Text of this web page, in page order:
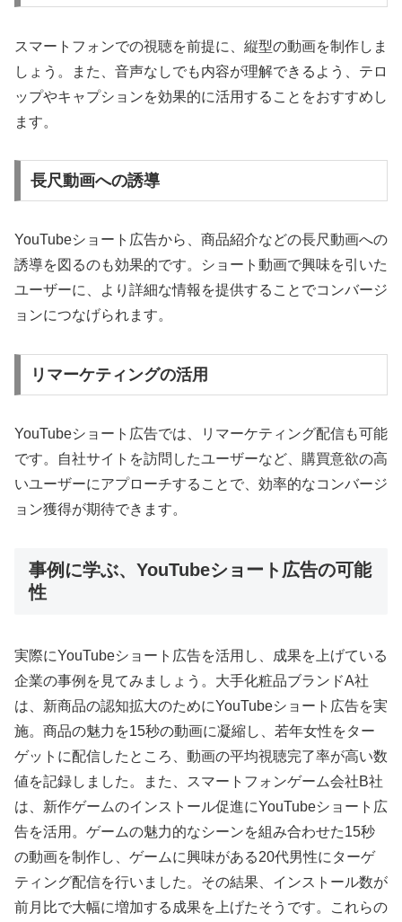
スマートフォンでの視聴を前提に、縦型の動画を制作しま
しょう。また、音声なしでも内容が理解できるよう、テロ
ップやキャプションを効果的に活用することをおすすめし
ます。
長尺動画への誘導
YouTubeショート広告から、商品紹介などの長尺動画への
誘導を図るのも効果的です。ショート動画で興味を引いた
ユーザーに、より詳細な情報を提供することでコンバージ
ョンにつなげられます。
リマーケティングの活用
YouTubeショート広告では、リマーケティング配信も可能
です。自社サイトを訪問したユーザーなど、購買意欲の高
いユーザーにアプローチすることで、効率的なコンバージ
ョン獲得が期待できます。
事例に学ぶ、YouTubeショート広告の可能
性
実際にYouTubeショート広告を活用し、成果を上げている
企業の事例を見てみましょう。大手化粧品ブランドA社
は、新商品の認知拡大のためにYouTubeショート広告を実
施。商品の魅力を15秒の動画に凝縮し、若年女性をター
ゲットに配信したところ、動画の平均視聴完了率が高い数
値を記録しました。また、スマートフォンゲーム会社B社
は、新作ゲームのインストール促進にYouTubeショート広
告を活用。ゲームの魅力的なシーンを組み合わせた15秒
の動画を制作し、ゲームに興味がある20代男性にターゲ
ティング配信を行いました。その結果、インストール数が
前月比で大幅に増加する成果を上げたそうです。これらの